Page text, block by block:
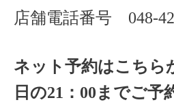
店舗電話番号 048-
ネット予約はこちら
日の21 ： 00までご予